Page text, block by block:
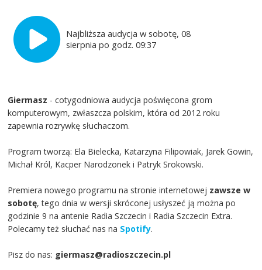
Najbliższa audycja w sobotę, 08
sierpnia po godz. 09:37
Giermasz - cotygodniowa audycja poświęcona grom
komputerowym, zwłaszcza polskim, która od 2012 roku
zapewnia rozrywkę słuchaczom.
Program tworzą: Ela Bielecka, Katarzyna Filipowiak, Jarek Gowin,
Michał Król, Kacper Narodzonek i Patryk Srokowski.
Premiera nowego programu na stronie internetowej zawsze w
sobotę, tego dnia w wersji skróconej usłyszeć ją można po
godzinie 9 na antenie Radia Szczecin i Radia Szczecin Extra.
Polecamy też słuchać nas na Spotify.
Pisz do nas: giermasz@radioszczecin.pl